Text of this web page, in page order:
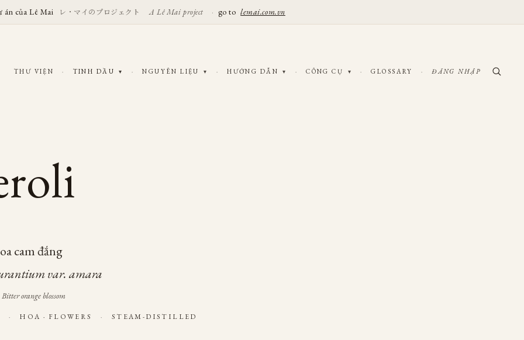
án của Lê Mai レ・マイのプロジェクト A Lê Mai project · go to lemai.com.vn
THƯ VIỆN · TINH DẦU ▾ · NGUYÊN LIỆU ▾ · HƯỚNG DẪN ▾ · CÔNG CỤ ▾ · GLOSSARY · ĐĂNG NHẬP
cam đắng
var. amara
orange blossom
· HOA · FLOWERS · STEAM-DISTILLED